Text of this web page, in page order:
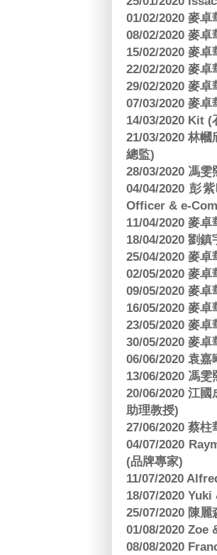
01/02/2020 麥
08/02/2020 麥
15/02/2020 麥
22/02/2020 麥
29/02/2020 麥
07/03/2020 麥
14/03/2020 Kit
21/03/2020 林
總監)
28/03/2020 馮
04/04/2020 彭
Officer & e-
11/04/2020 麥
18/04/2020 劉
25/04/2020 麥
02/05/2020 麥
09/05/2020 麥
16/05/2020 麥
23/05/2020 麥
30/05/2020 麥
06/06/2020 袁
13/06/2020 馮
20/06/2020 江
助理教授)
27/06/2020 蔡
04/07/2020
(品牌專家)
11/07/2020
18/07/2020
25/07/2020 陳
01/08/2020 Zoe
08/08/2020